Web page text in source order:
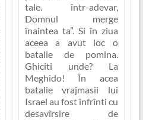
tale. într-adevar,
Domnul merge
înaintea ta”. Si în ziua
aceea a avut loc o
batalie de pomina.
Ghiciti unde? La
Meghido! În acea
batalie vrajmasii lui
Israel au fost înfrînti cu
desavîrsire de